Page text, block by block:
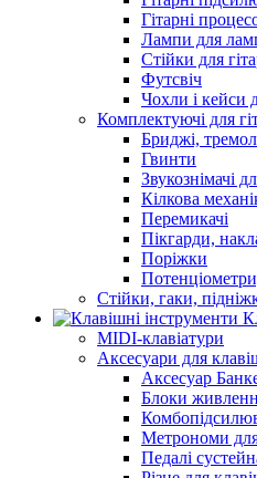
Гітарні
Лампи для
Стійки для
Футсвіч
Чохли і кейси
Комплектуючі для
Бриджі,
Гвинти
Звукознімачі
Кілкова
Перемикачі
Пікгарди,
Поріжки
Стійки, гаки,
MIDI-клавіатури
Аксесуари для
Аксесуар
Блоки
Метрономи
Педалі